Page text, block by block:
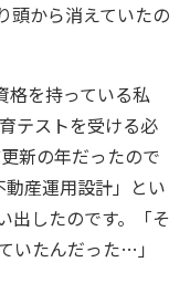
頭から消えていたの
格を持っている私
テストを受ける必
新の年だったので
産運用設計」とい
出したのです。「そ
いたんだった…」